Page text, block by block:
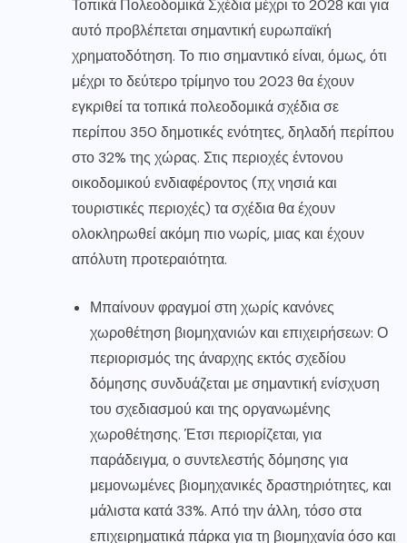
Τοπικά Πολεοδομικά Σχέδια μέχρι το 2028 και για
αυτό προβλέπεται σημαντική ευρωπαϊκή
χρηματοδότηση. Το πιο σημαντικό είναι, όμως, ότι
μέχρι το δεύτερο τρίμηνο του 2023 θα έχουν
εγκριθεί τα τοπικά πολεοδομικά σχέδια σε
περίπου 350 δημοτικές ενότητες, δηλαδή περίπου
στο 32% της χώρας. Στις περιοχές έντονου
οικοδομικού ενδιαφέροντος (πχ νησιά και
τουριστικές περιοχές) τα σχέδια θα έχουν
ολοκληρωθεί ακόμη πιο νωρίς, μιας και έχουν
απόλυτη προτεραιότητα.
Μπαίνουν φραγμοί στη χωρίς κανόνες
χωροθέτηση βιομηχανιών και επιχειρήσεων: Ο
περιορισμός της άναρχης εκτός σχεδίου
δόμησης συνδυάζεται με σημαντική ενίσχυση
του σχεδιασμού και της οργανωμένης
χωροθέτησης. Έτσι περιορίζεται, για
παράδειγμα, ο συντελεστής δόμησης για
μεμονωμένες βιομηχανικές δραστηριότητες, και
μάλιστα κατά 33%. Από την άλλη, τόσο στα
επιχειρηματικά πάρκα για τη βιομηχανία όσο και